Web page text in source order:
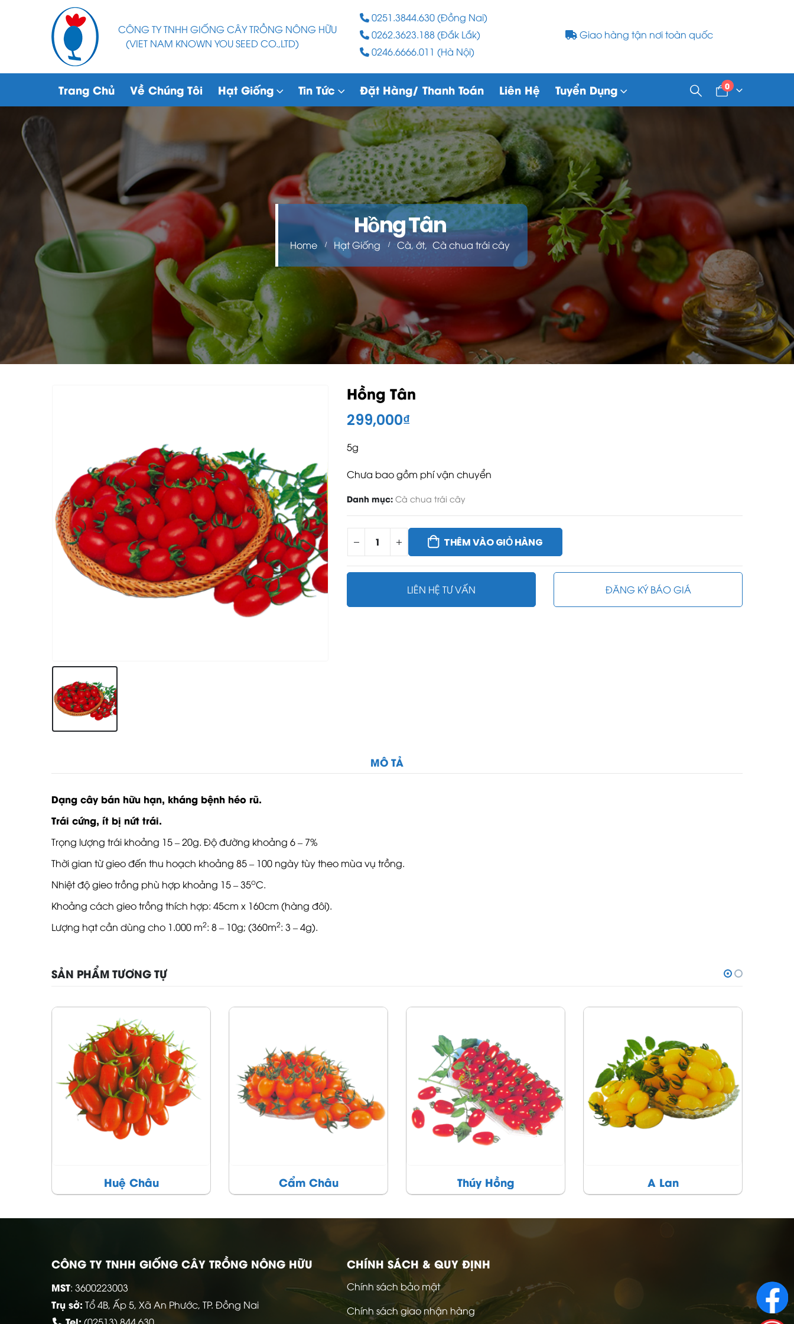
CÔNG TY TNHH GIỐNG CÂY TRỒNG NÔNG HỮU
(VIET NAM KNOWN YOU SEED CO.,LTD)
0251.3844.630 (Đồng Nai)
0262.3623.188 (Đắk Lắk)
0246.6666.011 (Hà Nội)
Giao hàng tận nơi toàn quốc
Trang Chủ Về Chúng Tôi Hạt Giống Tin Tức Đặt Hàng/ Thanh Toán Liên Hệ Tuyển Dụng 0
Hồng Tân
Home Hạt Giống Cà, ớt, Cà chua trái cây
Hồng Tân
299,000₫
5g
Chưa bao gồm phí vận chuyển
Danh mục: Cà chua trái cây
THÊM VÀO GIỎ HÀNG
LIÊN HỆ TƯ VẤN ĐĂNG KÝ BÁO GIÁ
MÔ TẢ
Dạng cây bán hữu hạn, kháng bệnh héo rũ.
Trái cứng, ít bị nứt trái.
Trọng lượng trái khoảng 15 – 20g. Độ đường khoảng 6 – 7%
Thời gian từ gieo đến thu hoạch khoảng 85 – 100 ngày tùy theo mùa vụ trồng.
Nhiệt độ gieo trồng phù hợp khoảng 15 – 35oC.
Khoảng cách gieo trồng thích hợp: 45cm x 160cm (hàng đôi).
Lượng hạt cần dùng cho 1.000 m2: 8 – 10g; (360m2: 3 – 4g).
SẢN PHẨM TƯƠNG TỰ
Cẩm Châu Thúy Hồng A Lan Kim Ngọc
CÔNG TY TNHH GIỐNG CÂY TRỒNG NÔNG HỮU
MST: 3600223003
Trụ sở: Tổ 4B, Ấp 5, Xã An Phước, TP. Đồng Nai
CHÍNH SÁCH & QUY ĐỊNH
Chính sách bảo mật
Chính sách giao nhận hàng